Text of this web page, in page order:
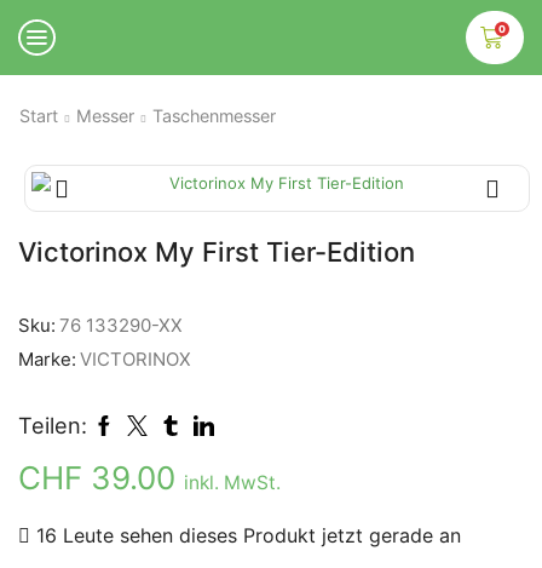
0
Start Messer Taschenmesser
Victorinox My First Tier-Edition
Sku: 76 133290-XX
Marke: VICTORINOX
Teilen:
CHF 39.00 inkl. MwSt.
16 Leute sehen dieses Produkt jetzt gerade an